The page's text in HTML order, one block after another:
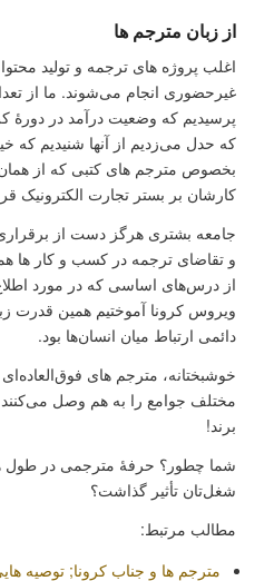
از زبان مترجم ها
اغلب پروژه های ترجمه و تولید
غیرحضوری انجام می‌شوند. ما از
پرسیدیم که وضعیت درآمد در دورۀ
که حدل می‌زدیم از آنها شنیدیم که
بخصوص مترجم های کتبی که از همان
کارشان بر بستر تجارت الکترونیک
جامعه بشتری هرگز دست از
و تقاضای ترجمه در کسب و کار ها
از درس‌های اساسی که در مورد
ویروس کرونا آموختیم همین قدرت
دائمی ارتباط میان انسان‌ها بود.
خوشبختانه، مترجم ‌های
مختلف جوامع را به هم وصل می‌کنند
برند!
شما چطور؟ حرفۀ مترجمی در طول
شغل‌تان تأثیر گذاشت؟
مطالب مرتبط:
مترجم ‌ها و جناب کرونا; توصیه